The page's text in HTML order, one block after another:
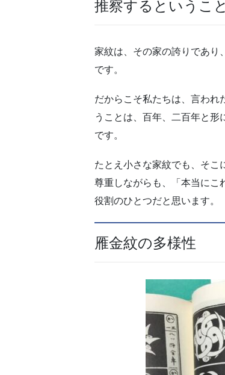
推察するということ
家紋は、その家の誇りであり
です。
だからこそ私たちは、言われ
うことは、百年、二百年と
です。
たとえ小さな家紋でも、そこ
尊重しながらも、「本当にこ
役割のひとつだと思います。
雁金紋の多様性